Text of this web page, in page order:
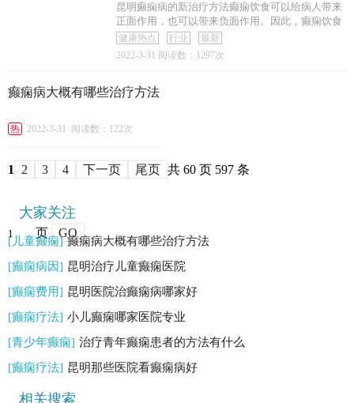
昆明癫痫病的新治疗方法癫痫饮食可以给病人带来
正面作用，也可以带来负面作用。因此，癫痫饮食
调
健康热点 行业
最新
2022-3-31 阅读数：1297次
癫痫病大概有哪些治疗方法
热 2022-3-31 阅读数：122次
1 2 3 4 下一页 尾页 共 60 页 597 条
页 GO
大家关注
[儿童癫痫] 癫痫病大概有哪些治疗方法
[癫痫病因] 昆明治疗儿童癫痫医院
[癫痫费用] 昆明医院治癫痫病哪家好
[癫痫疗法] 小儿癫痫哪家医院专业
[青少年癫痫] 治疗青年癫痫患者的方法有什么
[癫痫疗法] 昆明那些医院看癫痫病好
相关搜索